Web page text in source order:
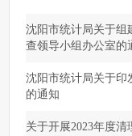
沈阳市统计局关于组
查领导小组办公室的
沈阳市统计局关于印
的通知
关于开展2023年度